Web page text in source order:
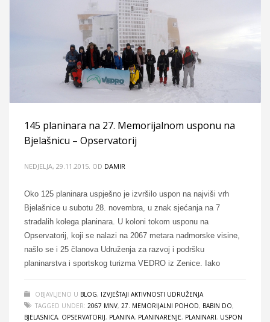
145 planinara na 27. Memorijalnom usponu na
Bjelašnicu – Opservatorij
NEDJELJA, 29.11.2015. OD DAMIR
Oko 125 planinara uspješno je izvršilo uspon na najviši vrh
Bjelašnice u subotu 28. novembra, u znak sjećanja na 7
stradalih kolega planinara. U koloni tokom usponu na
Opservatorij, koji se nalazi na 2067 metara nadmorske visine,
našlo se i 25 članova Udruženja za razvoj i podršku
planinarstva i sportskog turizma VEDRO iz Zenice. Iako
OBJAVLJENO U BLOG, IZVJEŠTAJI AKTIVNOSTI UDRUŽENJA
TAGGED UNDER: 2067 MNV, 27. MEMORIJALNI POHOD, BABIN DO,
BJELASNICA, OPSERVATORIJ, PLANINA, PLANINARENJE, PLANINARI, USPON